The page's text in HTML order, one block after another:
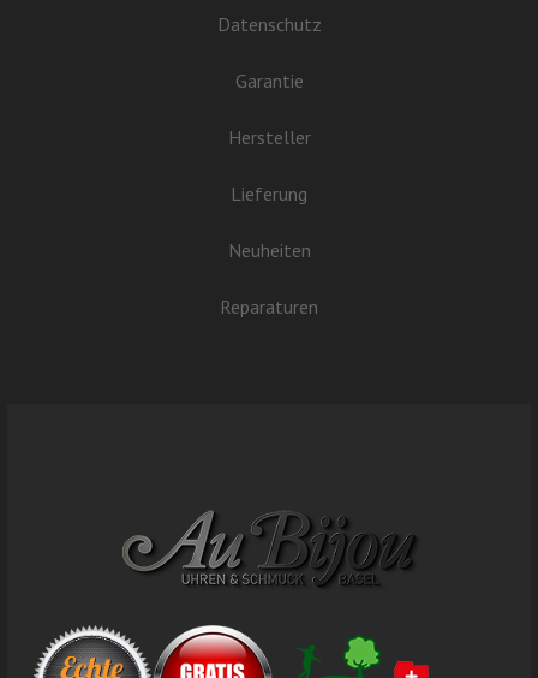
Datenschutz
Garantie
Hersteller
Lieferung
Neuheiten
Reparaturen